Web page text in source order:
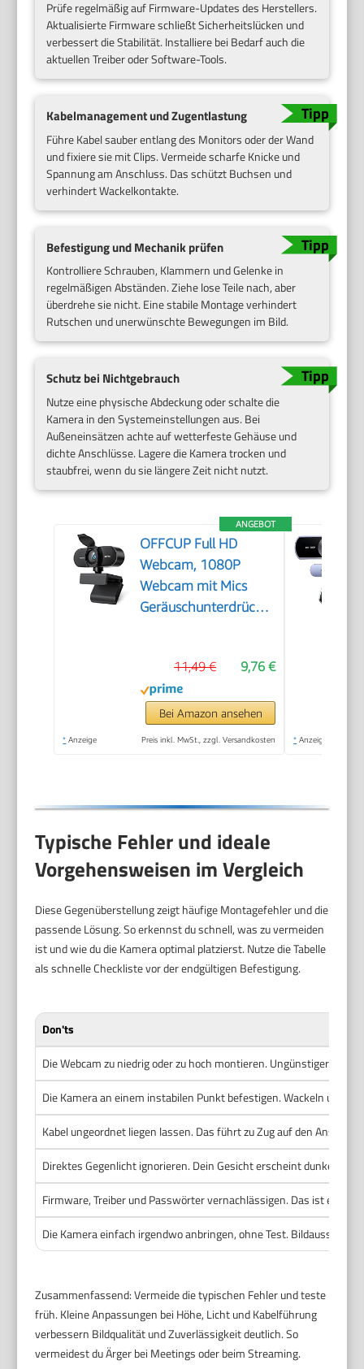
Prüfe regelmäßig auf Firmware-Updates des Herstellers.
Aktualisierte Firmware schließt Sicherheitslücken und
verbessert die Stabilität. Installiere bei Bedarf auch die
aktuellen Treiber oder Software-Tools.
Kabelmanagement und Zugentlastung
Führe Kabel sauber entlang des Monitors oder der Wand
und fixiere sie mit Clips. Vermeide scharfe Knicke und
Spannung am Anschluss. Das schützt Buchsen und
verhindert Wackelkontakte.
Befestigung und Mechanik prüfen
Kontrolliere Schrauben, Klammern und Gelenke in
regelmäßigen Abständen. Ziehe lose Teile nach, aber
überdrehe sie nicht. Eine stabile Montage verhindert
Rutschen und unerwünschte Bewegungen im Bild.
Schutz bei Nichtgebrauch
Nutze eine physische Abdeckung oder schalte die
Kamera in den Systemeinstellungen aus. Bei
Außeneinsätzen achte auf wetterfeste Gehäuse und
dichte Anschlüsse. Lagere die Kamera trocken und
staubfrei, wenn du sie längere Zeit nicht nutzt.
ANGEBOT
OFFCUP Full HD
Webcam, 1080P
Webcam mit Mics
Geräuschunterdrückung,
Kamera für PC Laptop
für Live-Streaming
Videoanruf Konferenz
Online-Unterricht
9,76 €
11,49 €
Bei Amazon ansehen
* Anzeige Preis inkl. MwSt., zzgl. Versandkosten * Anzeige
Typische Fehler und ideale
Vorgehensweisen im Vergleich
Diese Gegenüberstellung zeigt häufige Montagefehler und die
passende Lösung. So erkennst du schnell, was zu vermeiden
ist und wie du die Kamera optimal platzierst. Nutze die Tabelle
als schnelle Checkliste vor der endgültigen Befestigung.
Don'ts
Die Webcam zu niedrig oder zu hoch montieren. Ungünstiger
Die Kamera an einem instabilen Punkt befestigen. Wackeln und
Kabel ungeordnet liegen lassen. Das führt zu Zug auf den
Direktes Gegenlicht ignorieren. Dein Gesicht erscheint dunkel
Firmware, Treiber und Passwörter vernachlässigen. Das ist ein
Die Kamera einfach irgendwo anbringen, ohne Test. Bildausschnitt
Zusammenfassend: Vermeide die typischen Fehler und teste
früh. Kleine Anpassungen bei Höhe, Licht und Kabelführung
verbessern Bildqualität und Zuverlässigkeit deutlich. So
vermeidest du Ärger bei Meetings oder beim Streaming.